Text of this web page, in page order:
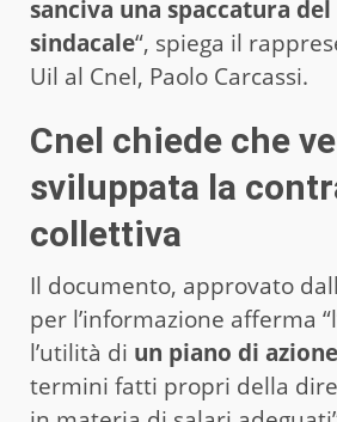
sanciva una spaccatura
sindacale“, spiega il
Uil al Cnel, Paolo Carcassi.
Cnel chiede che
sviluppata la
collettiva
Il documento, approvato
per l’informazione afferma
l’utilità di un piano di
termini fatti propri della